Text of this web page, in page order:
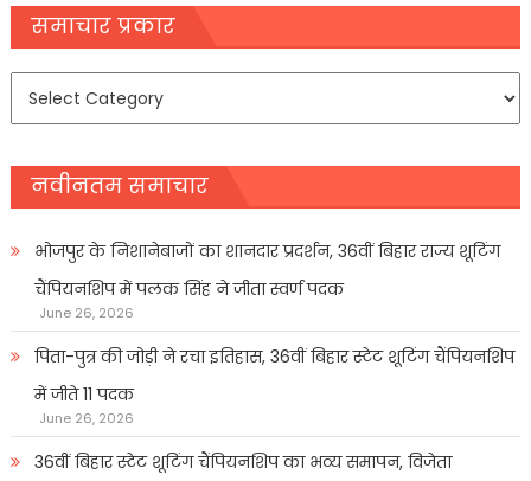
navigation
समाचार प्रकार
नवीनतम समाचार
भोजपुर के निशानेबाजों का शानदार प्रदर्शन, 36वीं बिहार राज्य शूटिंग
चैंपियनशिप में पलक सिंह ने जीता स्वर्ण पदक
June 26, 2026
पिता-पुत्र की जोड़ी ने रचा इतिहास, 36वीं बिहार स्टेट शूटिंग चैंपियनशिप
में जीते 11 पदक
June 26, 2026
36वीं बिहार स्टेट शूटिंग चैंपियनशिप का भव्य समापन, विजेता